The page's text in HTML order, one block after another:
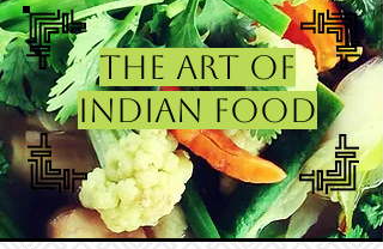
THE ART OF
INDIAN FOOD